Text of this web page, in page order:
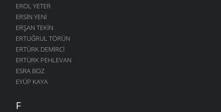
EROL YETER
ERSIN YENI
ERŞAN TEKIN
ERTUĞRUL TÖRÜN
ERTÜRK DEMIRCI
ERTÜRK PEHLEVAN
ESRA BOZ
EYÜP KAYA
F